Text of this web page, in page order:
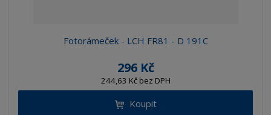
Fotorámeček - LCH FR81 - D 191C
296 Kč
244,63 Kč bez DPH
Koupit